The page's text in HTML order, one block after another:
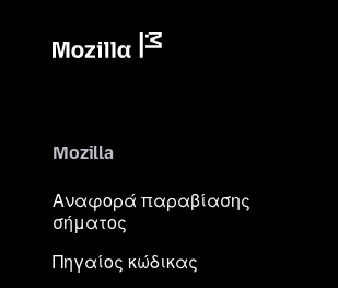
Mozilla
Αναφορά παραβίασης
σήματος
Πηγαίος κώδικας